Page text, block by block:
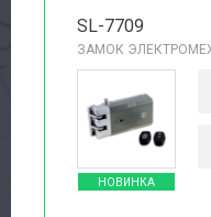
SL-7709
ЗАМОК
НОВИНКА